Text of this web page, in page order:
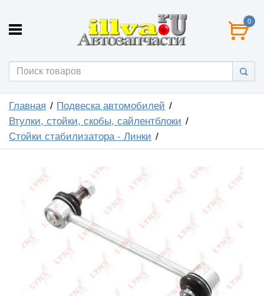
0
Главная
Подвеска автомобилей
Втулки, стойки, скобы, сайлентблоки
Стойки стабилизатора - Линки